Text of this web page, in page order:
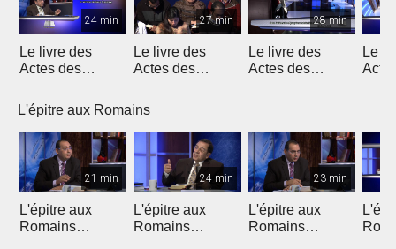
24 min
Le livre des
Actes des
27 min
Le livre des
Actes des
28 min
Le livre des
Actes des
Le
L'épitre aux Romains
21 min
L'épitre aux
Romains
24 min
L'épitre aux
Romains
23 min
L'épitre aux
Romains